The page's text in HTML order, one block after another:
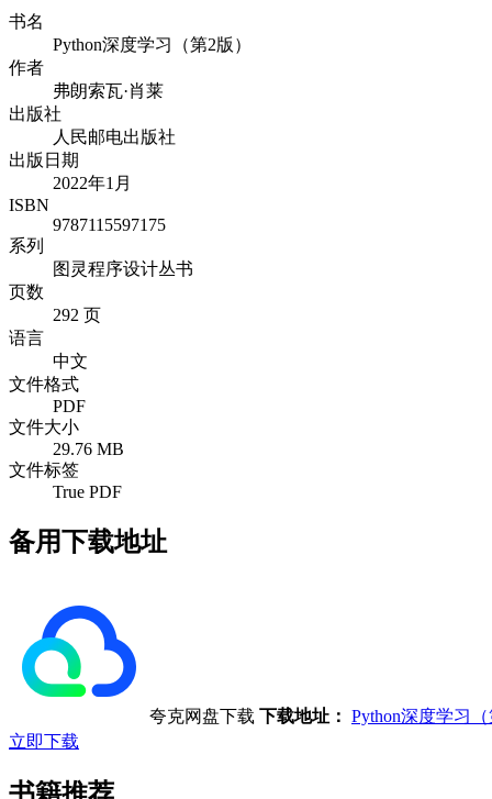
书名
Python深度学习（第2版）
作者
弗朗索瓦·肖莱
出版社
人民邮电出版社
出版日期
2022年1月
ISBN
9787115597175
系列
图灵程序设计丛书
页数
292 页
语言
中文
文件格式
PDF
文件大小
29.76 MB
文件标签
True PDF
备用下载地址
夸克网盘下载 下载地址： Python深度学习
立即下载